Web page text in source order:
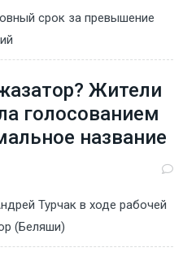
срок за превышение
Жители
голосованием
название
Турчак в ходе рабочей
(Беляши)